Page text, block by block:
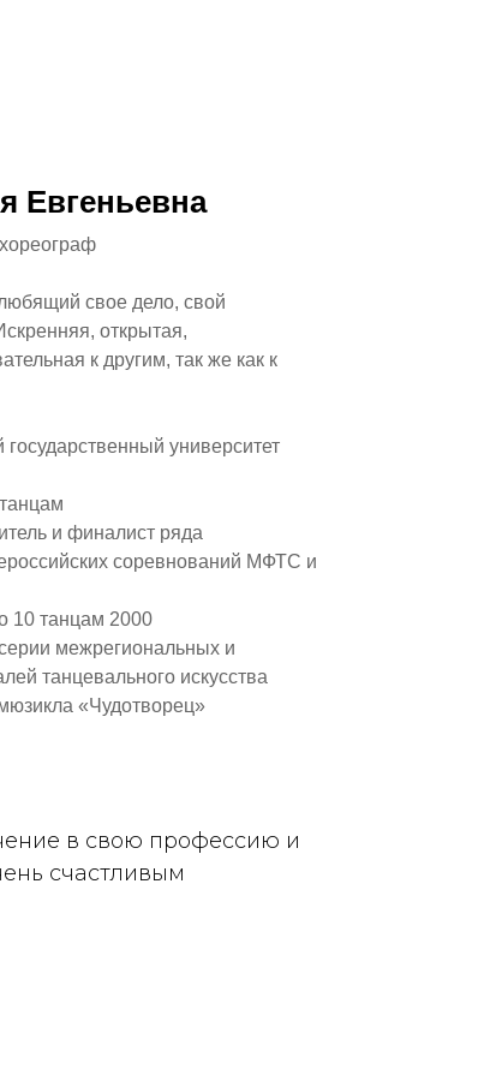
Евгеньевна
свое дело, свой
открытая,
к другим, так же как к
государственный университет
и финалист ряда
соревнований МФТС и
10 танцам 2000
межрегиональных и
танцевального искусства
«Чудотворец»
в свою профессию и
счастливым